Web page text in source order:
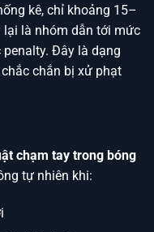
kê, chỉ khoảng 15–
lại là nhóm dẫn tới mức
Đây là dạng
chắn bị xử phạt
chạm tay trong bóng
tự nhiên khi: